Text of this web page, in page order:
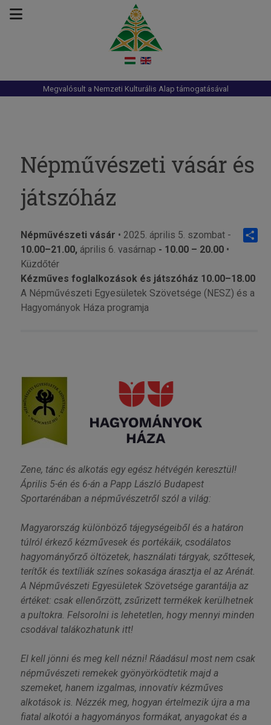
Megvalósult a Nemzeti Kulturális Alap támogatásával
Népművészeti vásár és
játszóház
Népművészeti vásár • 2025. április 5. szombat -
10.00–21.00, április 6. vasárnap - 10.00 – 20.00•
Küzdőtér
Kézműves foglalkozások és játszóház 10.00–18.00
A Népművészeti Egyesületek Szövetsége (NESZ) és a
Hagyományok Háza programja
Zene, tánc és alkotás egy egész hétvégén keresztül!
Április 5-én és 6-án a Papp László Budapest
Sportarénában a népművészetről szól a világ:
Magyarország különböző tájegységeiből és a határon
túlról érkező kézművesek és portékáik, csodálatos
hagyományőrző öltözetek, használati tárgyak, szőttesek,
terítők és textíliák színes sokasága árasztja el az Arénát.
A Népművészeti Egyesületek Szövetsége garantálja az
értéket: csak ellenőrzött, zsűrizett termékek kerülhetnek
a pultokra. Felsorolni is lehetetlen, hogy mennyi minden
csodával talákozhatunk itt!
El kell jönni és meg kell nézni! Ráadásul most nem csak
népművészeti remekek gyönyörködtetik majd a
szemeket, hanem izgalmas, innovatív kézműves
alkotások is. Nézzék meg, hogyan értelmezik újra a ma
fiatal alkotói a hagyományos formákat, anyagokat és a